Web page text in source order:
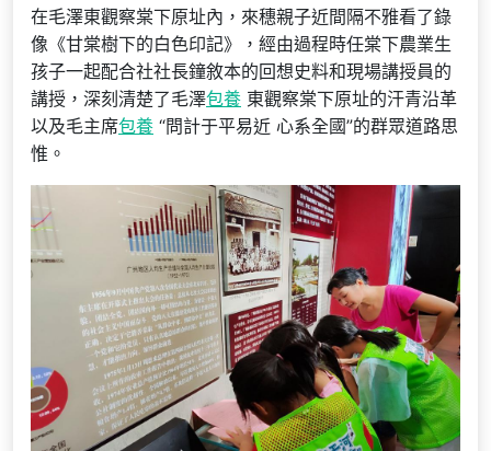
在毛澤東觀察棠下原址內，來穗親子近間隔不雅看了錄
像《甘棠樹下的白色印記》，經由過程時任棠下農業生
孩子一起配合社社長鐘敘本的回想史料和現場講授員的
講授，深刻清楚了毛澤包養 東觀察棠下原址的汗青沿革
以及毛主席包養 “問計于平易近 心系全國”的群眾道路思
惟。